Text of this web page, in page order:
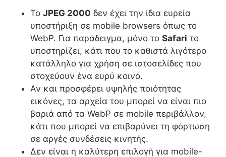
Το JPEG 2000 δεν έχει την ίδια ευρεία
υποστήριξη σε mobile browsers όπως το
WebP. Για παράδειγμα, μόνο το Safari το
υποστηρίζει, κάτι που το καθιστά λιγότερο
κατάλληλο για χρήση σε ιστοσελίδες που
στοχεύουν ένα ευρύ κοινό.
Αν και προσφέρει υψηλής ποιότητας
εικόνες, τα αρχεία του μπορεί να είναι πιο
βαριά από τα WebP σε mobile περιβάλλον,
κάτι που μπορεί να επιβαρύνει τη φόρτωση
σε αργές συνδέσεις κινητής.
Δεν είναι η καλύτερη επιλογή για mobile-